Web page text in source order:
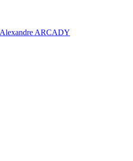
ARCADY